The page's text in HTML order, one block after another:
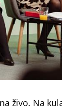
živo. Na